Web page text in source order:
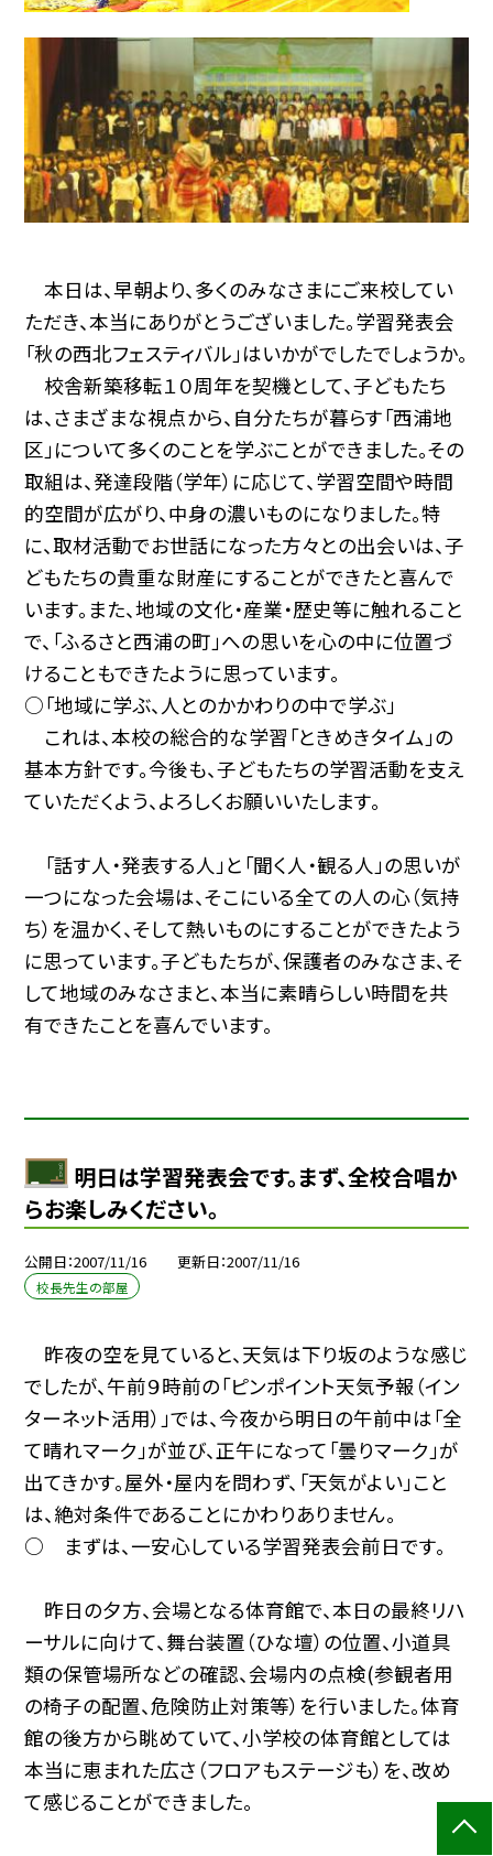
本日は、早朝より、多くのみなさまにご来校してい
ただき、本当にありがとうございました。学習発表会
「秋の西北フェスティバル」はいかがでしたでしょうか。
校舎新築移転１０周年を契機として、子どもたち
は、さまざまな視点から、自分たちが暮らす「西浦地
区」について多くのことを学ぶことができました。その
取組は、発達段階（学年）に応じて、学習空間や時間
的空間が広がり、中身の濃いものになりました。特
に、取材活動でお世話になった方々との出会いは、子
どもたちの貴重な財産にすることができたと喜んで
います。また、地域の文化・産業・歴史等に触れること
で、「ふるさと西浦の町」への思いを心の中に位置づ
けることもできたように思っています。
○「地域に学ぶ、人とのかかわりの中で学ぶ」
これは、本校の総合的な学習「ときめきタイム」の
基本方針です。今後も、子どもたちの学習活動を支え
ていただくよう、よろしくお願いいたします。
「話す人・発表する人」と「聞く人・観る人」の思いが
一つになった会場は、そこにいる全ての人の心（気持
ち）を温かく、そして熱いものにすることができたよう
に思っています。子どもたちが、保護者のみなさま、そ
して地域のみなさまと、本当に素晴らしい時間を共
有できたことを喜んでいます。
明日は学習発表会です。まず、全校合唱か
らお楽しみください。
公開日 2007/11/16 更新日 2007/11/16
校長先生の部屋
昨夜の空を見ていると、天気は下り坂のような感じ
でしたが、午前９時前の「ピンポイント天気予報（イン
ターネット活用）」では、今夜から明日の午前中は「全
て晴れマーク」が並び、正午になって「曇りマーク」が
出てきかす。屋外・屋内を問わず、「天気がよい」こと
は、絶対条件であることにかわりありません。
○ まずは、一安心している学習発表会前日です。
昨日の夕方、会場となる体育館で、本日の最終リハ
ーサルに向けて、舞台装置（ひな壇）の位置、小道具
類の保管場所などの確認、会場内の点検(参観者用
の椅子の配置、危険防止対策等）を行いました。体育
館の後方から眺めていて、小学校の体育館としては
本当に恵まれた広さ（フロアもステージも）を、改め
て感じることができました。